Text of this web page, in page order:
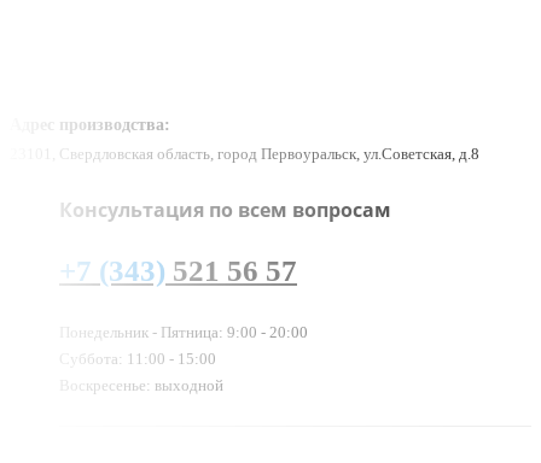
Адрес производства:
23101, Свердловская область, город Первоуральск, ул.Советская, д.8
Консультация по всем вопросам
+7 (343) 521 56 57
Понедельник - Пятница: 9:00 - 20:00
Суббота: 11:00 - 15:00
Воскресенье: выходной